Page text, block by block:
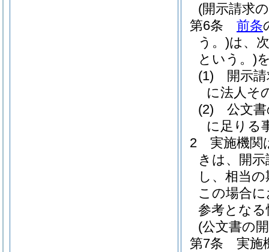
(開示請求
第6条
前条
う。)は、
という。)
(1)
開示
に法人そ
(2)
公文
に足りる
2
実施機関
きは、開
し、相当
この場合
参考とな
(公文書の
第7条
実施